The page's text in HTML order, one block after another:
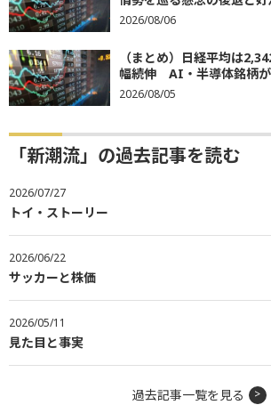
2026/08/06
（まとめ）日経平均は
幅続伸 AI・半導体銘柄が
2026/08/05
「新潮流」の過去記事を読む
2026/07/27
トイ・ストーリー
2026/06/22
サッカーと株価
2026/05/11
見た目と事実
過去記事一覧を見る